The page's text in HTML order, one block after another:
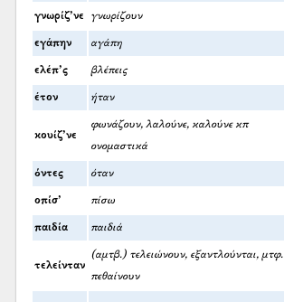
γνωρίζ’νε γνωρίζουν
εγάπην αγάπη
ελέπ’ς βλέπεις
έτον ήταν
κουίζ’νε
φωνάζουν, λαλούνε, καλούνε κπ
ονομαστικά
όντες όταν
οπίσ’ πίσω
παιδία παιδιά
τελείνταν
(αμτβ.) τελειώνουν, εξαντλούνται, μτφ.
πεθαίνουν